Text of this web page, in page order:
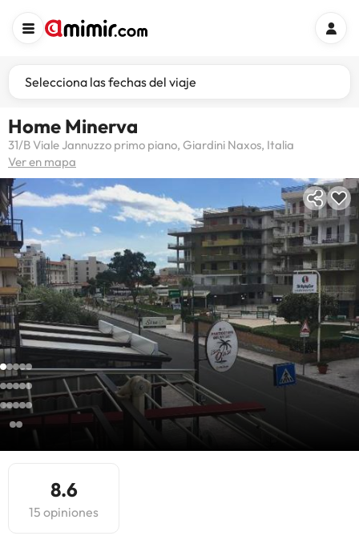
Selecciona las fechas del viaje
Home Minerva
31/B Viale Jannuzzo primo piano, Giardini Naxos, Italia
Ver en mapa
8.6
15 opiniones